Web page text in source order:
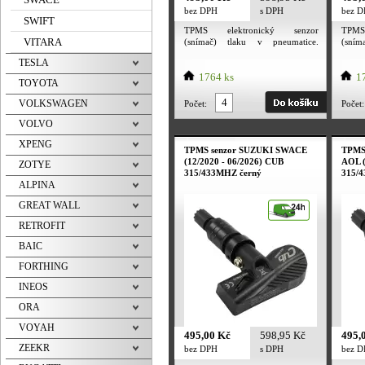
bez DPH
s DPH
TPMS elektronický senzor
(snímač) tlaku v pneumatice.
moment šroubku 2 Nm. TPMS
plechové disky. Frekvence senzoru
dle evropské normy 433MHZ /
315 MHz. Tpms senzor obsahuje
více.
1764 ks
Počet:
bez
dle
315
více.
Počet:
TPMS senzor SUZUKI SWACE
(12/2020 - 06/2026) CUB
315/433MHZ černý
495,00 Kč
bez DPH
598,95 Kč
s DPH
AOL
315/
bez
SWIFT
VITARA
TESLA
TOYOTA
VOLKSWAGEN
VOLVO
XPENG
ZOTYE
ALPINA
GREAT WALL
RETROFIT
BAIC
FORTHING
INEOS
ORA
VOYAH
ZEEKR